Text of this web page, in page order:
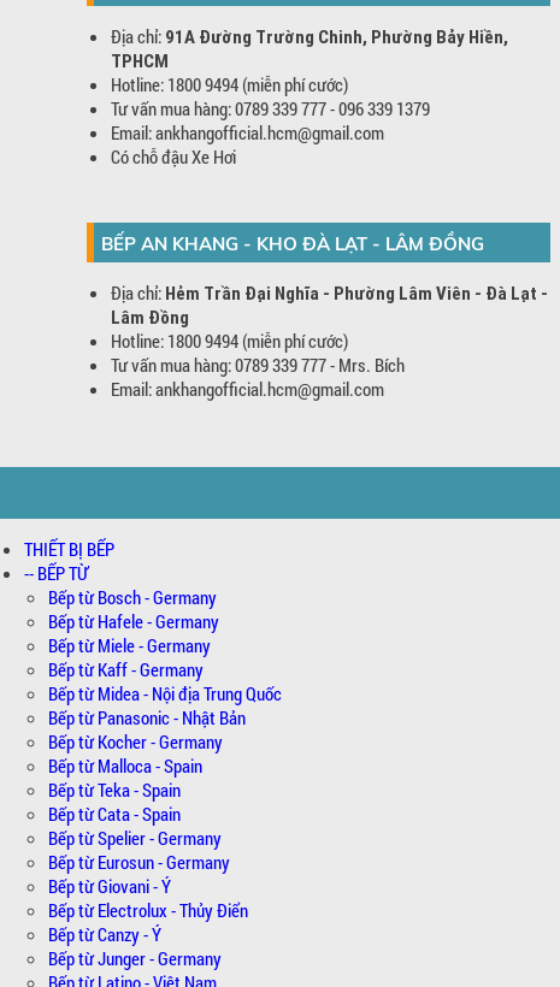
Địa chỉ: 91A Đường Trường Chinh, Phường Bảy Hiền,
TPHCM
Hotline: 1800 9494 (miễn phí cước)
Tư vấn mua hàng: 0789 339 777 - 096 339 1379
Email: ankhangofficial.hcm@gmail.com
Có chỗ đậu Xe Hơi
BẾP AN KHANG - KHO ĐÀ LẠT - LÂM ĐỒNG
Địa chỉ: Hẻm Trần Đại Nghĩa - Phường Lâm Viên - Đà Lạt -
Lâm Đồng
Hotline: 1800 9494 (miễn phí cước)
Tư vấn mua hàng: 0789 339 777 - Mrs. Bích
Email: ankhangofficial.hcm@gmail.com
THIẾT BỊ BẾP
-- BẾP TỪ
Bếp từ Bosch - Germany
Bếp từ Hafele - Germany
Bếp từ Miele - Germany
Bếp từ Kaff - Germany
Bếp từ Midea - Nội địa Trung Quốc
Bếp từ Panasonic - Nhật Bản
Bếp từ Kocher - Germany
Bếp từ Malloca - Spain
Bếp từ Teka - Spain
Bếp từ Cata - Spain
Bếp từ Spelier - Germany
Bếp từ Eurosun - Germany
Bếp từ Giovani - Ý
Bếp từ Electrolux - Thủy Điển
Bếp từ Canzy - Ý
Bếp từ Junger - Germany
Bếp từ Latino - Việt Nam